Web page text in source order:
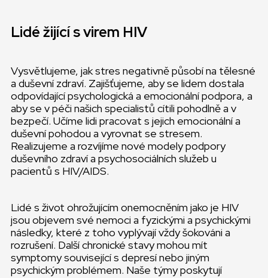
Lidé žijící s virem HIV
Vysvětlujeme, jak stres negativně působí na tělesné
a duševní zdraví. Zajišťujeme, aby se lidem dostala
odpovídající psychologická a emocionální podpora, a
aby se v péči našich specialistů cítili pohodlně a v
bezpečí. Učíme lidi pracovat s jejich emocionální a
duševní pohodou a vyrovnat se stresem.
Realizujeme a rozvíjíme nové modely podpory
duševního zdraví a psychosociálních služeb u
pacientů s HIV/AIDS.
Lidé s život ohrožujícím onemocněním jako je HIV
jsou objevem své nemoci a fyzickými a psychickými
následky, které z toho vyplývají vždy šokováni a
rozrušení. Další chronické stavy mohou mít
symptomy související s depresí nebo jiným
psychickým problémem. Naše týmy poskytují